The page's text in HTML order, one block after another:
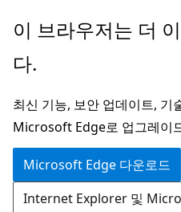
주
콘
츠
로
건
너
뛰
이 브라우저는 더
다.
최신 기능, 보안 업데이트, 기
Microsoft Edge로 업그레이
Microsoft Edge 다운로드
Internet Explorer 및